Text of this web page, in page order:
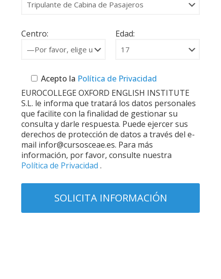
Centro: Edad:
Acepto la Política de Privacidad
EUROCOLLEGE OXFORD ENGLISH INSTITUTE
S.L. le informa que tratará los datos personales
que facilite con la finalidad de gestionar su
consulta y darle respuesta. Puede ejercer sus
derechos de protección de datos a través del e-
mail infor@cursosceae.es. Para más
información, por favor, consulte nuestra
Política de Privacidad .